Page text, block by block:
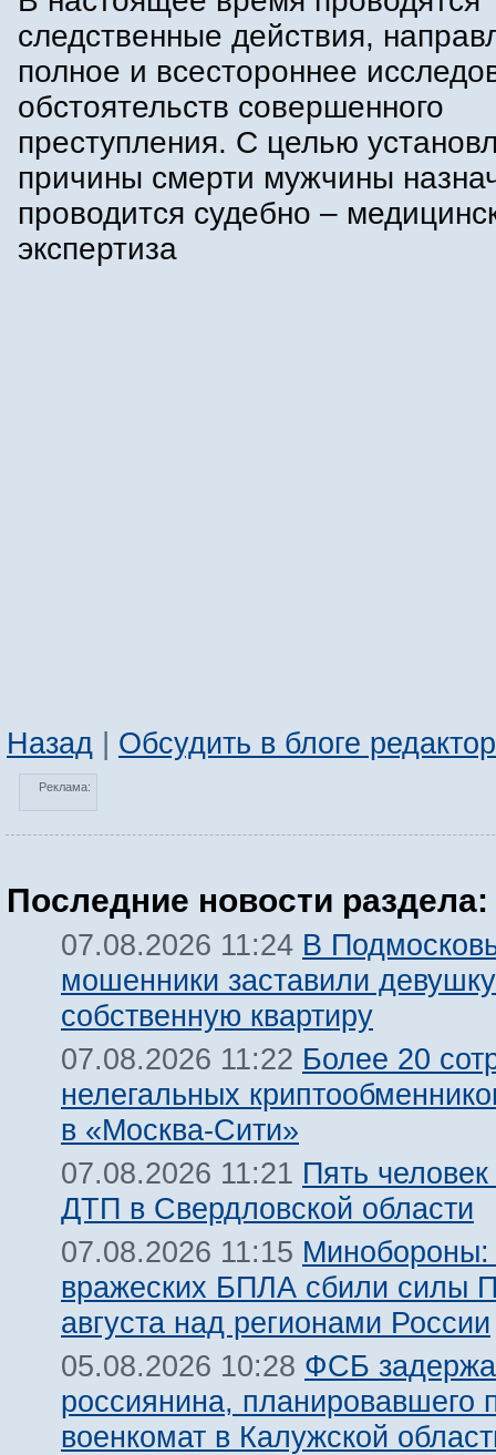
следственные действия,
полное и всестороннее
обстоятельств совершенного
преступления. С целью
причины смерти мужчины
проводится судебно –
экспертиза
Назад | Обсудить в блоге
Реклама:
Последние новости раздела:
07.08.2026 11:24 В
мошенники заставили
собственную квартиру
07.08.2026 11:22 Более 20
нелегальных
в «Москва-Сити»
07.08.2026 11:21 Пять
ДТП в Свердловской области
07.08.2026 11:15 Минобороны:
вражеских БПЛА сбили силы
августа над регионами России
05.08.2026 10:28 ФСБ
россиянина, планировавшего
военкомат в Калужской